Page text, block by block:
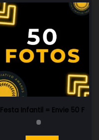
Festa Infantil = Envie 50 F